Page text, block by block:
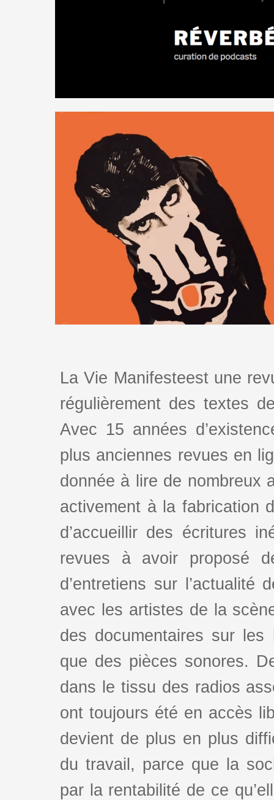
La Vie Manifesteest une
régulièrement des textes
Avec 15 années
plus anciennes revues en
donnée à lire de nombreux
activement à la fabrication
d’accueillir des écritures
revues à avoir proposé
d’entretiens sur l’actualité
avec les artistes de la
des documentaires sur
que des pièces sonores.
dans le tissu des radios
ont toujours été en accès
devient de plus en plus
du travail, parce que la
par la rentabilité de ce